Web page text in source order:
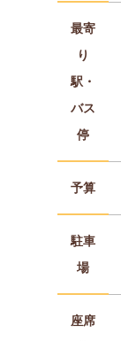
最寄
り
駅・
バス
停
予算
駐車
場
座席